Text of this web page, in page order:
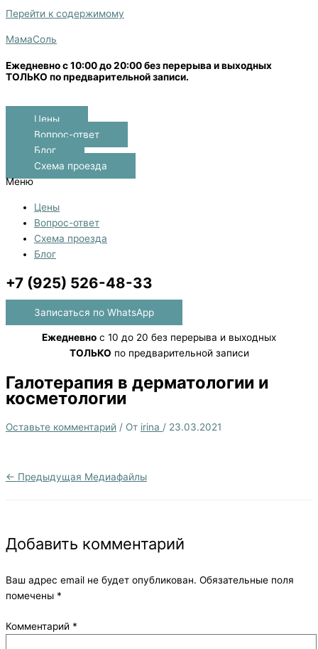
Перейти к содержимому
МамаСоль
Ежедневно с 10:00 до 20:00 без перерыва и выходных
ТОЛЬКО по предварительной записи.
Цены
Вопрос-ответ
Блог
Схема проезда
Меню
Цены
Вопрос-ответ
Схема проезда
Блог
+7 (925) 526-48-33
Записаться по WhatsApp
Ежедневно с 10 до 20 без перерыва и выходных
ТОЛЬКО по предварительной записи
Галотерапия в дерматологии и
косметологии
Оставьте комментарий / От irina / 23.03.2021
← Предыдущая Медиафайлы
Добавить комментарий
Ваш адрес email не будет опубликован. Обязательные поля
помечены *
Комментарий *